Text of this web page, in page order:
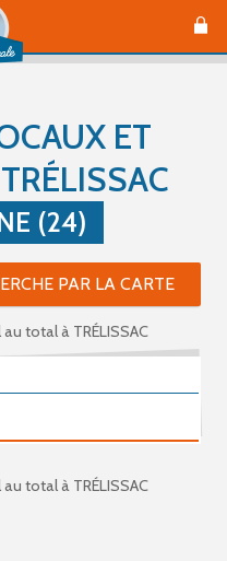
ET
(24)
PAR LA CARTE
au totalà TRÉLISSAC
au totalà TRÉLISSAC